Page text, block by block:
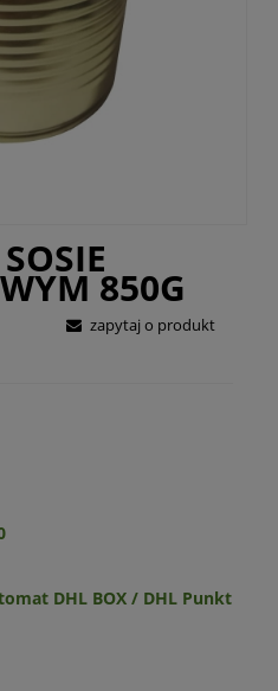
850G
zapytaj o produkt
DHL BOX / DHL Punkt